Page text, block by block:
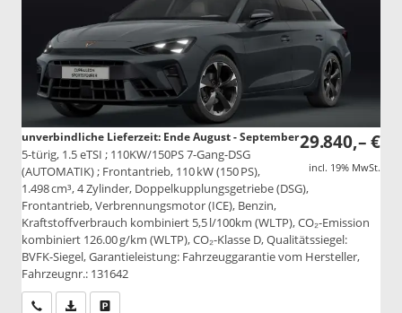
29.840,– €
incl. 19% MwSt.
unverbindliche Lieferzeit: Ende August - September
5-türig, 1.5 eTSI ; 110KW/150PS 7-Gang-DSG
(AUTOMATIK) ; Frontantrieb, 110 kW (150 PS),
1.498 cm³, 4 Zylinder, Doppelkupplungsgetriebe (DSG),
Frontantrieb, Verbrennungsmotor (ICE), Benzin,
Kraftstoffverbrauch kombiniert 5,5 l/100km (WLTP), CO₂-Emission
kombiniert 126.00 g/km (WLTP), CO₂-Klasse D, Qualitätssiegel:
BVFK-Siegel, Garantieleistung: Fahrzeuggarantie vom Hersteller,
Fahrzeugnr.: 131642
Wir rufen Sie anPDF-Datei, Fahrzeugexposé drucken